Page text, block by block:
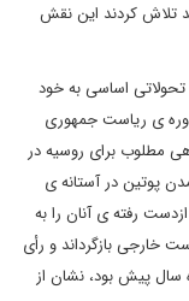
اما به طور خاص از سال 2000 به بعد تلاش کردند این نقش
پوتین در سال2000 ، روسیه تحولاتی اساسی به خود
ی ریاست جمهوری
مطلوب برای روسیه در
پوتین در آستانه ی
ازدست رفته ی آنان را به
خارجی بازگرداند و رأی
پیش بود، نشان از